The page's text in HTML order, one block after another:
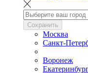
Сохранить
Москва
Санкт-
Воронеж